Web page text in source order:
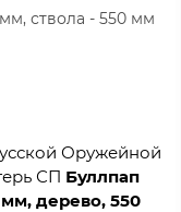
ствола - 550 мм
Оружейной
СП Буллпап
дерево, 550